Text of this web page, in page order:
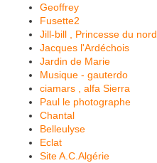
Geoffrey
Fusette2
Jill-bill , Princesse du nord
Jacques l'Ardéchois
Jardin de Marie
Musique - gauterdo
ciamars , alfa Sierra
Paul le photographe
Chantal
Belleulyse
Eclat
Site A.C.Algérie